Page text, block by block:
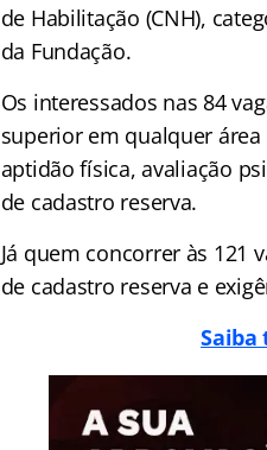
de Habilitação (CNH),
da Fundação.
Os interessados nas 84
superior em qualquer
aptidão física, avaliação
de cadastro reserva.
Já quem concorrer às 121
de cadastro reserva e
Saiba